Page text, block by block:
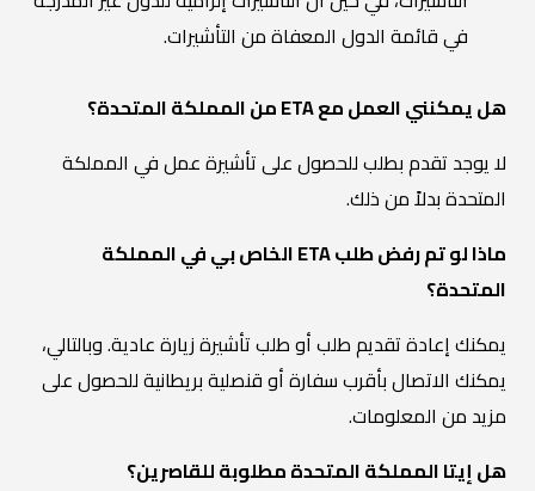
في قائمة الدول المعفاة من التأشيرات.
هل يمكنني العمل مع ETA من المملكة المتحدة؟
لا يوجد تقدم بطلب للحصول على تأشيرة عمل في المملكة
المتحدة بدلاً من ذلك.
ماذا لو تم رفض طلب ETA الخاص بي في المملكة
المتحدة؟
يمكنك إعادة تقديم طلب أو طلب تأشيرة زيارة عادية. وبالتالي،
يمكنك الاتصال بأقرب سفارة أو قنصلية بريطانية للحصول على
مزيد من المعلومات.
هل إيتا المملكة المتحدة مطلوبة للقاصرين؟